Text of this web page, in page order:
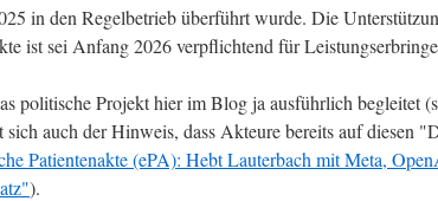
in den Regelbetrieb überführt wurde. Die
ist sei Anfang 2026 verpflichtend für
politische Projekt hier im Blog ja ausführlich begleitet
auch der Hinweis, dass Akteure bereits auf diesen
Patientenakte (ePA): Hebt Lauterbach mit Meta,
).